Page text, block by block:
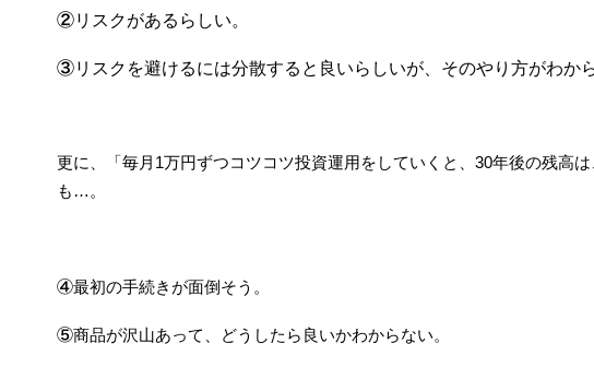
②リスクがあるらしい。
③リスクを避けるには分散すると良いらしいが、そのやり方がわから
更に、「毎月1万円ずつコツコツ投資運用をしていくと、30年後の残高
も…。
④最初の手続きが面倒そう。
⑤商品が沢山あって、どうしたら良いかわからない。